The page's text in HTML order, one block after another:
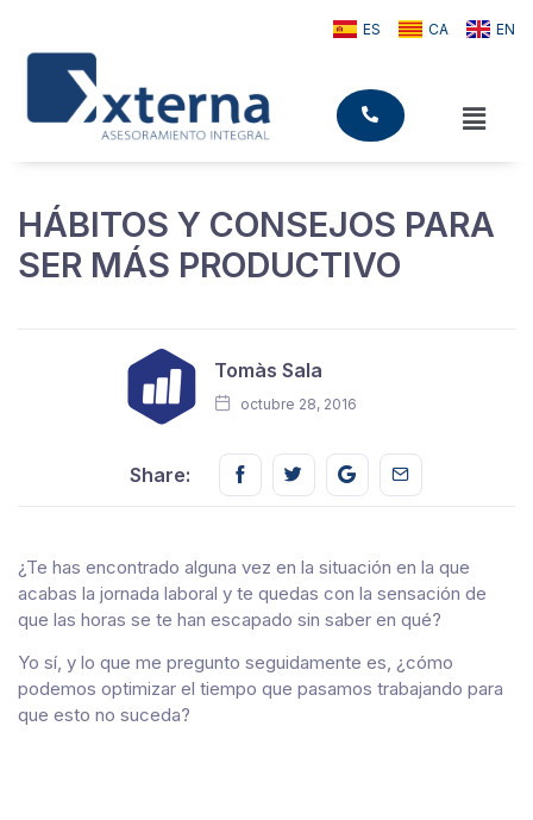
ES CA EN
HÁBITOS Y CONSEJOS PARA
SER MÁS PRODUCTIVO
Tomàs Sala
octubre 28, 2016
Share: Share this on FaceBook
Share this on Twitter
Share this on GMail
Share this on
¿Te has encontrado alguna vez en la situación en la que
acabas la jornada laboral y te quedas con la sensación de
que las horas se te han escapado sin saber en qué?
Yo sí, y lo que me pregunto seguidamente es, ¿cómo
podemos optimizar el tiempo que pasamos trabajando para
que esto no suceda?